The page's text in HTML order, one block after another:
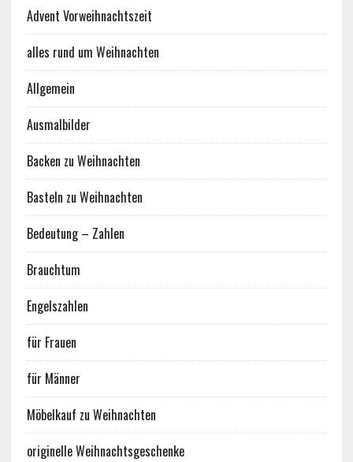
Advent Vorweihnachtszeit
alles rund um Weihnachten
Allgemein
Ausmalbilder
Backen zu Weihnachten
Basteln zu Weihnachten
Bedeutung – Zahlen
Brauchtum
Engelszahlen
für Frauen
für Männer
Möbelkauf zu Weihnachten
originelle Weihnachtsgeschenke